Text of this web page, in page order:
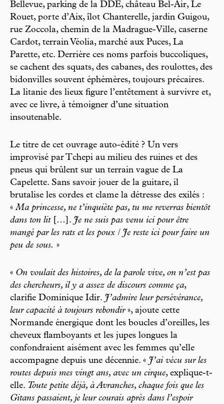
Bellevue, parking de la DDE, château Bel-Air, Le
Rouet, porte d’Aix, îlot Chanterelle, jardin Guigou,
rue Zoccola, chemin de la Madrague-Ville, caserne
Cardot, terrain Véolia, marché aux Puces, La
Parette, etc. Derrière ces noms parfois buccoliques,
se cachent des squats, des cabanes, des roulottes, des
bidonvilles souvent éphémères, toujours précaires.
La litanie des lieux figure l’entêtement à survivre et,
avec ce livre, à témoigner d’une situation
insoutenable.
Le titre de cet ouvrage auto-édité ? Un vers
improvisé par Tchepi au milieu des ruines et des
pneus qui brûlent sur un terrain vague de La
Capelette. Sans savoir jouer de la guitare, il
brutalise les cordes et clame la détresse des exilés :
«Ma princesse, ne t’inquiète pas, tu me reverras bientôt
dans ton lit[…]. Je ne suis pas venu ici pour être
mangé par les rats et les poux / Je reste ici pour faire un
peu de sous. »
« On voulait des histoires, de la parole vive, on n’est pas
des chercheurs, il y a assez de discours comme ça,
clarifie Dominique Idir. J’admire leur persévérance,
leur capacité à toujours rebondir», ajoute cette
Normande énergique dont les boucles d’oreilles, les
cheveux flamboyants et les jupes longues la
confondraient aisément avec les femmes qu’elle
accompagne depuis une décennie. « J’ai vécu sur les
routes depuis mes vingt ans, avec un cirque, explique-t-
elle. Toute petite déjà, à Avranches, chaque fois que les
Gitans passaient, je leur courais après dans l’espoir